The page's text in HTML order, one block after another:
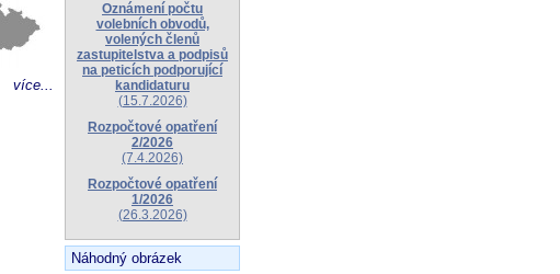
více...
Oznámení počtu
volebních obvodů,
volených členů
zastupitelstva a podpisů
na peticích podporující
kandidaturu
(15.7.2026)
Rozpočtové opatření
2/2026
(7.4.2026)
Rozpočtové opatření
1/2026
(26.3.2026)
Náhodný obrázek